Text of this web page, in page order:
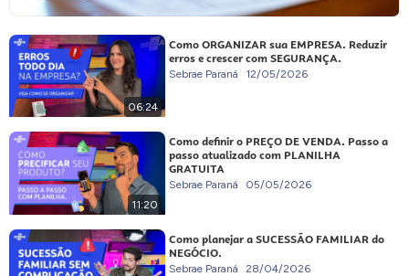
06:24
Como ORGANIZAR sua EMPRESA. Reduzir
erros e crescer com SEGURANÇA.
Sebrae Paraná 12/05/2026
11:20
Como definir o PREÇO DE VENDA. Passo a
passo atualizado com PLANILHA
GRATUITA
Sebrae Paraná 05/05/2026
Como planejar a SUCESSÃO FAMILIAR do
NEGÓCIO.
Sebrae Paraná 28/04/2026